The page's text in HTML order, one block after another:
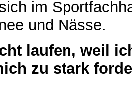
im
und Nässe.
laufen, weil
zu stark